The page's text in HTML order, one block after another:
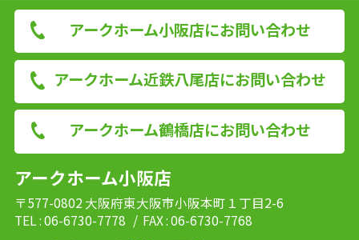
アークホーム小阪店にお問い合わせ
アークホーム近鉄八尾店にお問い合わせ
アークホーム鶴橋店にお問い合わせ
アークホーム小阪店
〒577-0802 大阪府東大阪市小阪本町１丁目2-6
TEL : 06-6730-7778 / FAX : 06-6730-7768